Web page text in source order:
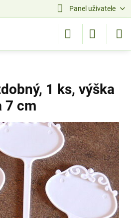
Panel uživatele
1 ks, výška
7 cm